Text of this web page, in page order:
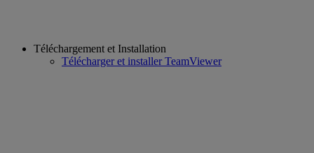
Téléchargement et Installation
Télécharger et installer TeamViewer